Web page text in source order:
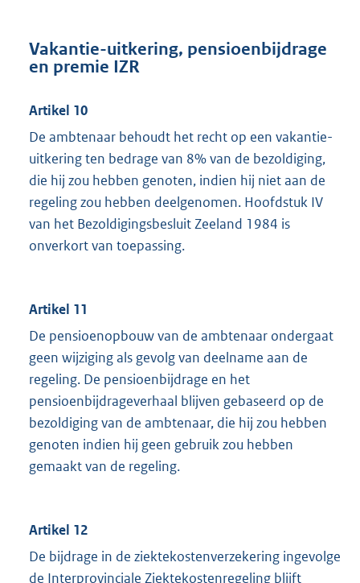
Vakantie-uitkering, pensioenbijdrage
en premie IZR
Artikel 10
De ambtenaar behoudt het recht op een vakantie-
uitkering ten bedrage van 8% van de bezoldiging,
die hij zou hebben genoten, indien hij niet aan de
regeling zou hebben deelgenomen. Hoofdstuk IV
van het Bezoldigingsbesluit Zeeland 1984 is
onverkort van toepassing.
Artikel 11
De pensioenopbouw van de ambtenaar ondergaat
geen wijziging als gevolg van deelname aan de
regeling. De pensioenbijdrage en het
pensioenbijdrageverhaal blijven gebaseerd op de
bezoldiging van de ambtenaar, die hij zou hebben
genoten indien hij geen gebruik zou hebben
gemaakt van de regeling.
Artikel 12
De bijdrage in de ziektekostenverzekering ingevolge
de Interprovinciale Ziektekostenregeling blijft